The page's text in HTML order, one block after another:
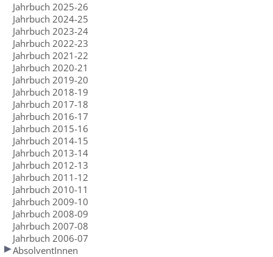
Jahrbuch 2025-26
Jahrbuch 2024-25
Jahrbuch 2023-24
Jahrbuch 2022-23
Jahrbuch 2021-22
Jahrbuch 2020-21
Jahrbuch 2019-20
Jahrbuch 2018-19
Jahrbuch 2017-18
Jahrbuch 2016-17
Jahrbuch 2015-16
Jahrbuch 2014-15
Jahrbuch 2013-14
Jahrbuch 2012-13
Jahrbuch 2011-12
Jahrbuch 2010-11
Jahrbuch 2009-10
Jahrbuch 2008-09
Jahrbuch 2007-08
Jahrbuch 2006-07
AbsolventInnen